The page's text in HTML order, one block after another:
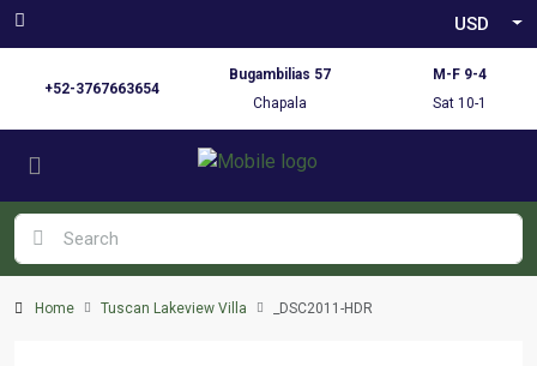
USD
+52-3767663654
Bugambilias 57
Chapala
M-F 9-4
Sat 10-1
Home Tuscan Lakeview Villa _DSC2011-HDR